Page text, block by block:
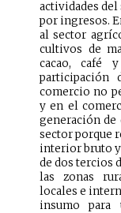
actividades del
por ingresos.
al sector
cultivos de
cacao, café
participación
comercio no
y en el
generación de
sector porque
interior bruto y
de dos tercios
las zonas
locales e
insumo para